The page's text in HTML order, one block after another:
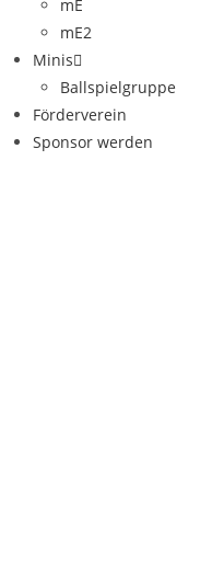
mE
mE2
Minis
Ballspielgruppe
Förderverein
Sponsor werden